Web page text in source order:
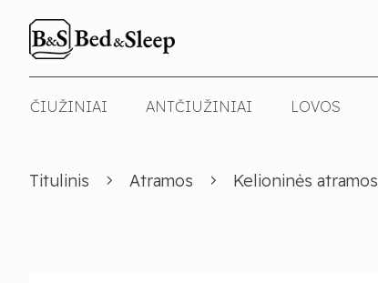
ČIUŽINIAI ANTČIUŽINIAI LOVOS
Titulinis Atramos Kelioninės atramos